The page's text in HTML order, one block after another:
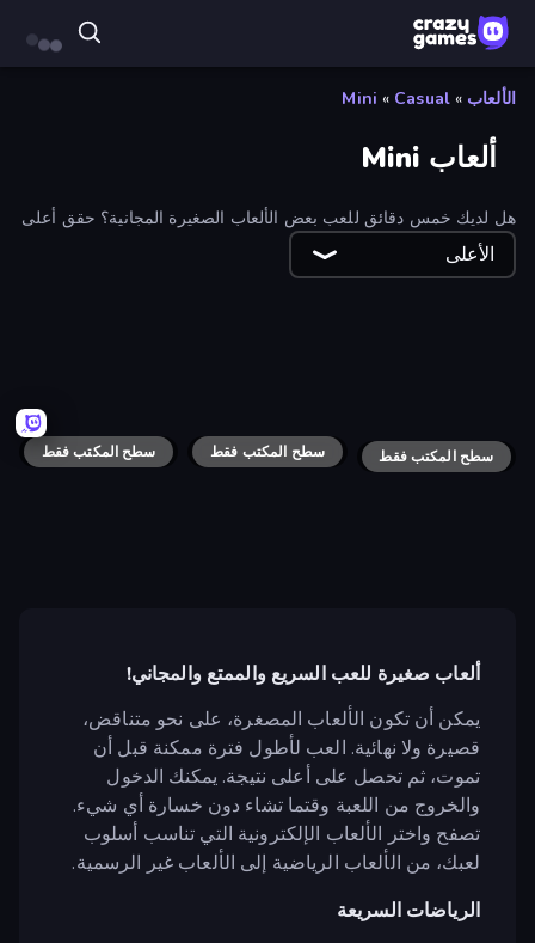
الألعاب »
Casual
»
Mini
ألعاب Mini
هل لديك خمس دقائق للعب بعض الألعاب الصغيرة المجانية؟ حقق أعلى
نتيجة لديك ثم عد إلى ما كنت تفعله سابقًا!
الأعلى
Dino Game
Knife Show
PRISM Square Bird سطح المكتب فقطBus and Subway Runner سطح المكتب فقط
Spy Highway سطح المكتب فقط
Mussoumano Game
ألعاب صغيرة للعب السريع والممتع والمجاني!
يمكن أن تكون الألعاب المصغرة، على نحو متناقض،
قصيرة ولا نهائية. العب لأطول فترة ممكنة قبل أن
تموت، ثم تحصل على أعلى نتيجة. يمكنك الدخول
والخروج من اللعبة وقتما تشاء دون خسارة أي شيء.
تصفح واختر الألعاب الإلكترونية التي تناسب أسلوب
لعبك، من الألعاب الرياضية إلى الألعاب غير الرسمية.
الرياضات السريعة